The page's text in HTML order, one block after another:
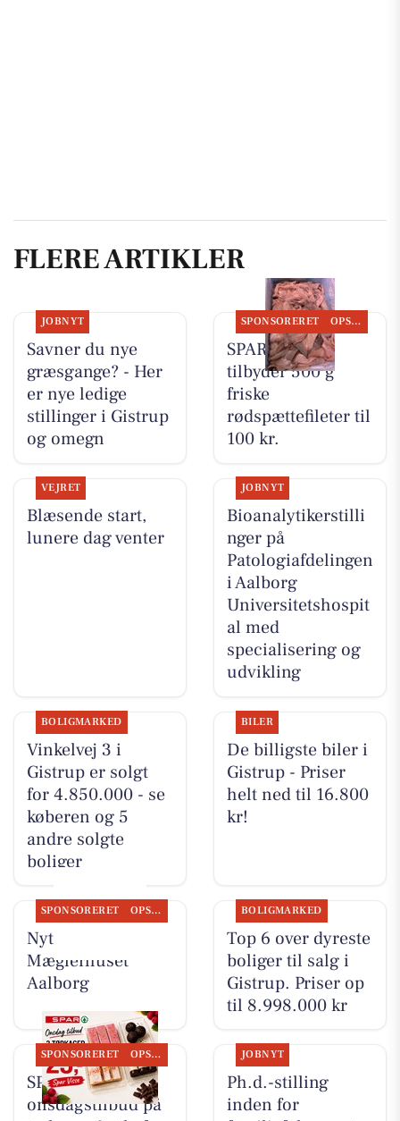
FLERE ARTIKLER
JOBNYT
Savner du nye
græsgange? - Her
er nye ledige
stillinger i Gistrup
og omegn
SPONSORERET OPSLAGSTAVLEN
SPAR Visse
tilbyder 500 g
friske
rødspættefileter til
100 kr.
VEJRET
Blæsende start,
lunere dag venter
JOBNYT
Bioanalytikerstilli
nger på
Patologiafdelingen
i Aalborg
Universitetshospit
al med
specialisering og
udvikling
BOLIGMARKED
Vinkelvej 3 i
Gistrup er solgt
for 4.850.000 - se
køberen og 5
andre solgte
boliger
BILER
De billigste biler i
Gistrup - Priser
helt ned til 16.800
kr!
SPONSORERET OPSLAGSTAVLEN
Nyt fra
Mæglerhuset
Aalborg
BOLIGMARKED
Top 6 over dyreste
boliger til salg i
Gistrup. Priser op
til 8.998.000 kr
SPONSORERET OPSLAGSTAVLEN
SPAR Visse har
onsdagstilbud på
JOBNYT
Ph.d.-stilling
inden for